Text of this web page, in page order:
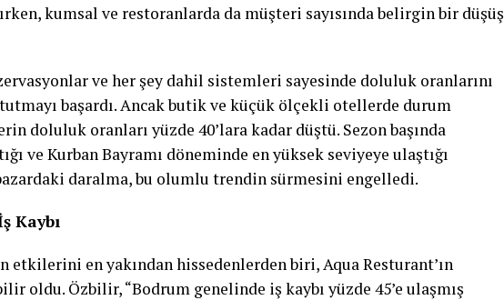
kumsal ve restoranlarda da müşteri sayısında belirgin bir düşüş
ve her şey dahil sistemleri sayesinde doluluk oranlarını
başardı. Ancak butik ve küçük ölçekli otellerde durum
doluluk oranları yüzde 40’lara kadar düştü. Sezon başında
ve Kurban Bayramı döneminde en yüksek seviyeye ulaştığı
daralma, bu olumlu trendin sürmesini engelledi.
Kaybı
etkilerini en yakından hissedenlerden biri, Aqua Resturant’ın
oldu. Özbilir, “Bodrum genelinde iş kaybı yüzde 45’e ulaşmış